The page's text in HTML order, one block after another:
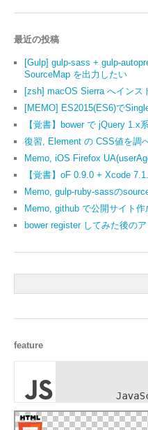
最近の投稿
[Gulp] gulp-sass + gulp-
SourceMap を出力したい
[zsh] macOS Sierra へインス
[MEMO] ES2015(ES6)で
【覚書】bower で jQuery 1.x
復習, Element の CSS値を調
Memo, iOS Firefox
【覚書】oF 0.9.0 + Xcode
Memo, gulp-ruby-sassの
Memo, github で公開サイト作
bower register してみた後の
feature